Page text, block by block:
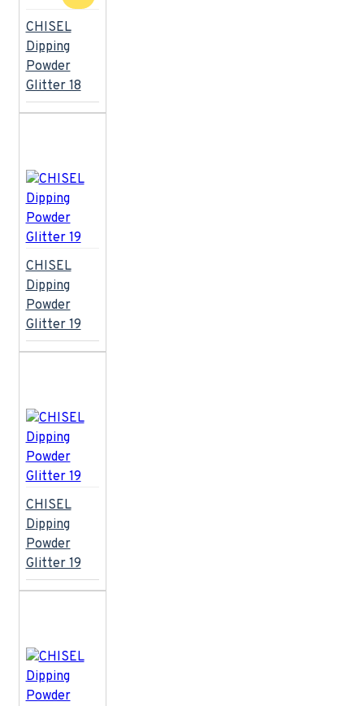
CHISEL
Dipping
Powder
Glitter 18
CHISEL
Dipping
Powder
Glitter 19
CHISEL
Dipping
Powder
Glitter 19